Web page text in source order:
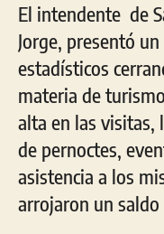
El intendente de
Jorge, presentó
estadísticos
materia de
alta en las visitas,
de pernoctes,
asistencia a los
arrojaron un